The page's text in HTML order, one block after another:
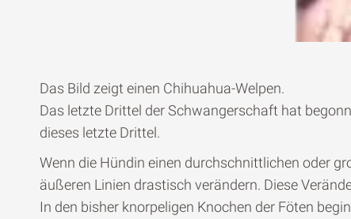
Das Bild zeigt einen Chihuahua-Welpen.
Das letzte Drittel der Schwangerschaft hat
dieses letzte Drittel.
Wenn die Hündin einen durchschnittlichen oder
äußeren Linien drastisch verändern. Diese
In den bisher knorpeligen Knochen der Föten